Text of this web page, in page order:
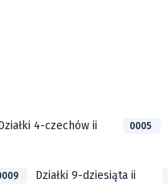
4-czechów ii 0005
Działki 9-dziesiąta ii